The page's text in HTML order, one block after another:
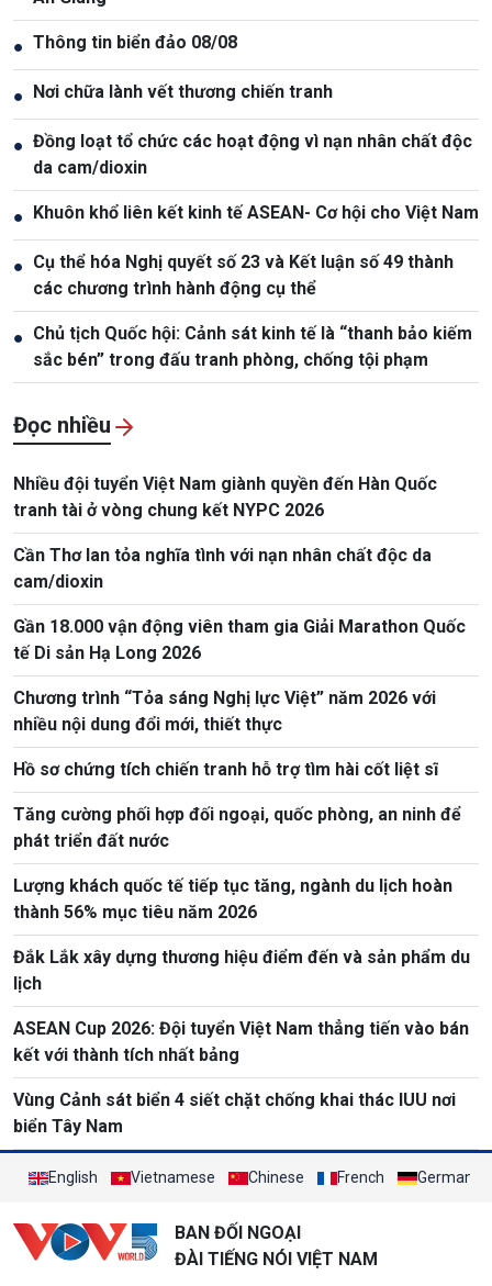
● Thông tin biển đảo 08/08
● Nơi chữa lành vết thương chiến tranh
● Đồng loạt tổ chức các hoạt động vì nạn nhân chất độc
da cam/dioxin
● Khuôn khổ liên kết kinh tế ASEAN- Cơ hội cho Việt Nam
● Cụ thể hóa Nghị quyết số 23 và Kết luận số 49 thành
các chương trình hành động cụ thể
● Chủ tịch Quốc hội: Cảnh sát kinh tế là “thanh bảo kiếm
sắc bén” trong đấu tranh phòng, chống tội phạm
Đọc nhiều
Nhiều đội tuyển Việt Nam giành quyền đến Hàn Quốc
tranh tài ở vòng chung kết NYPC 2026
Cần Thơ lan tỏa nghĩa tình với nạn nhân chất độc da
cam/dioxin
Gần 18.000 vận động viên tham gia Giải Marathon Quốc
tế Di sản Hạ Long 2026
Chương trình “Tỏa sáng Nghị lực Việt” năm 2026 với
nhiều nội dung đổi mới, thiết thực
Hồ sơ chứng tích chiến tranh hỗ trợ tìm hài cốt liệt sĩ
Tăng cường phối hợp đối ngoại, quốc phòng, an ninh để
phát triển đất nước
Lượng khách quốc tế tiếp tục tăng, ngành du lịch hoàn
thành 56% mục tiêu năm 2026
Đắk Lắk xây dựng thương hiệu điểm đến và sản phẩm du
lịch
ASEAN Cup 2026: Đội tuyển Việt Nam thẳng tiến vào bán
kết với thành tích nhất bảng
Vùng Cảnh sát biển 4 siết chặt chống khai thác IUU nơi
biển Tây Nam
English Vietnamese Chinese French German
BAN ĐỐI NGOẠI
ĐÀI TIẾNG NÓI VIỆT NAM